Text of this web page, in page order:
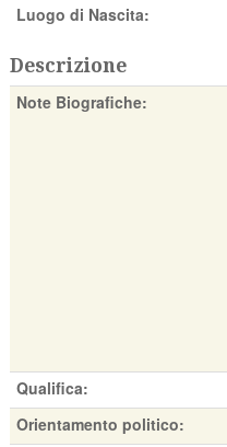
Luogo di Nascita:
Descrizione
Note Biografiche:
Qualifica:
Orientamento politico: